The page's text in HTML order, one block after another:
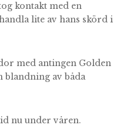
kontakt med en
lite av hans skörd i
med antingen Golden
blandning av båda
nu under våren.